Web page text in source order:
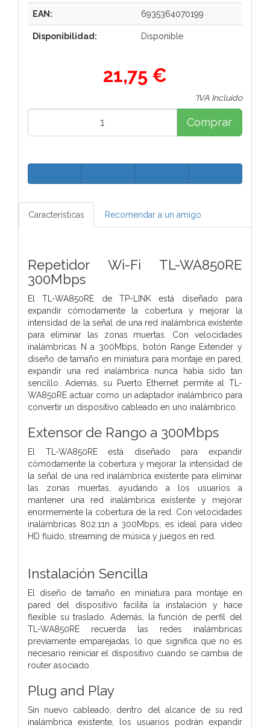
EAN: 6935364070199
Disponibilidad: Disponible
21,75 €
*IVA Incluido
Comprar
Características Recomendar a un amigo
Repetidor Wi-Fi TL-WA850RE
300Mbps
El TL-WA850RE de TP-LINK está diseñado para
expandir cómodamente la cobertura y mejorar la
intensidad de la señal de una red inalámbrica existente
para eliminar las zonas muertas. Con velocidades
inalámbricas N a 300Mbps, botón Range Extender y
diseño de tamaño en miniatura para montaje en pared,
expandir una red inalámbrica nunca había sido tan
sencillo. Además, su Puerto Ethernet permite al TL-
WA850RE actuar como un adaptador inalámbrico para
convertir un dispositivo cableado en uno inalámbrico.
Extensor de Rango a 300Mbps
El TL-WA850RE está diseñado para expandir
cómodamente la cobertura y mejorar la intensidad de
la señal de una red inalámbrica existente para eliminar
las zonas muertas, ayudando a los usuarios a
mantener una red inalámbrica existente y mejorar
enormemente la cobertura de la red. Con velocidades
inalámbricas 802.11n a 300Mbps, es ideal para video
HD fluido, streaming de música y juegos en red.
Instalación Sencilla
El diseño de tamaño en miniatura para montaje en
pared del dispositivo facilita la instalación y hace
flexible su traslado. Además, la función de perfil del
TL-WA850RE recuerda las redes inalámbricas
previamente emparejadas, lo que significa que no es
necesario reiniciar el dispositivo cuando se cambia de
router asociado.
Plug and Play
Sin nuevo cableado, dentro del alcance de su red
inalámbrica existente, los usuarios podrán expandir